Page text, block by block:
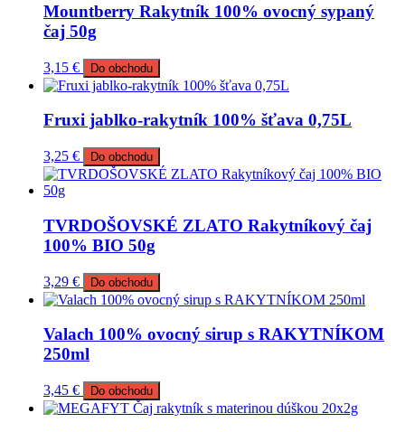
Mountberry Rakytník 100% ovocný sypaný
čaj 50g
3,15 € Do obchodu
Fruxi jablko-rakytník 100% šťava 0,75L
3,25 € Do obchodu
TVRDOŠOVSKÉ ZLATO Rakytníkový čaj
100% BIO 50g
3,29 € Do obchodu
Valach 100% ovocný sirup s RAKYTNÍKOM
250ml
3,45 € Do obchodu